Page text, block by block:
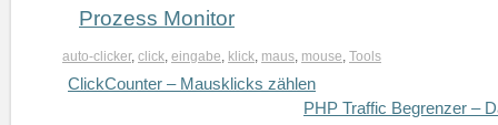
Prozess Monitor
auto-clicker, click, eingabe, klick, maus, mouse, Tools
ClickCounter – Mausklicks zählen
PHP Traffic Begrenzer –